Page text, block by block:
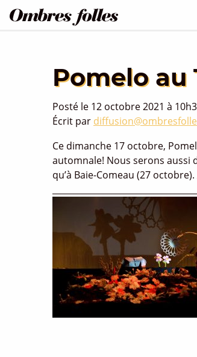
Pomelo au
Posté le 12 octobre 2021 à
Écrit par
Ce dimanche 17 octobre,
automnale! Nous serons aussi
qu’à Baie-Comeau (27 octobre).